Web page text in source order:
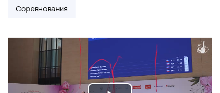
Соревнования